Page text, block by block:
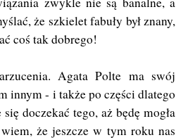
że szkielet fabuły był znany,
coś tak dobrego!
Agata Polte ma swój
innym - i także po części dlatego
doczekać tego, aż będę mogła
że jeszcze w tym roku nas